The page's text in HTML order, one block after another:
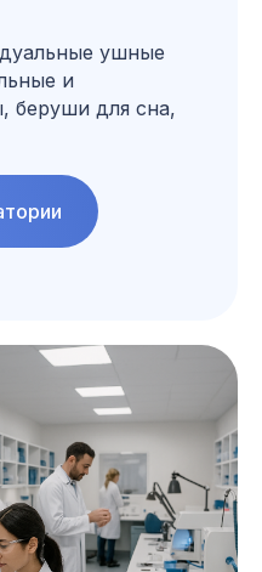
ушные
и
беруши для сна,